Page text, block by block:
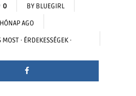
0 BY BLUEGIRL
AGO
MOST · ÉRDEKESSÉGEK ·